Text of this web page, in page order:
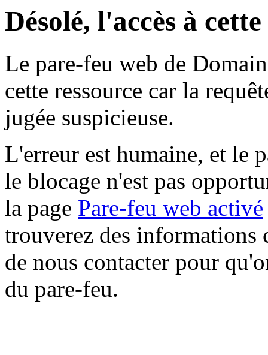
Désolé, l'accès à
Le pare-feu web de
cette ressource car la
jugée suspicieuse.
L'erreur est humaine, et le
le blocage n'est pas
la page Pare-feu web activé
trouverez des informations
de nous contacter pour
du pare-feu.